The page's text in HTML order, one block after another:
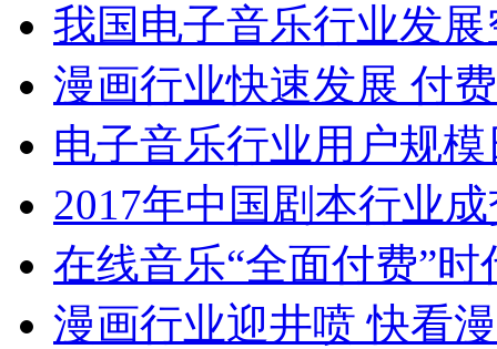
我国电子音乐行业发
漫画行业快速发展 付
电子音乐行业用户规
2017年中国剧本行业
在线音乐“全面付费”
漫画行业迎井喷 快看